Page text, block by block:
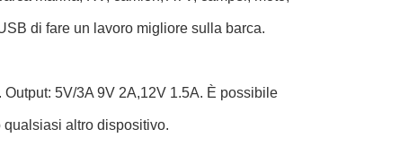
di fare un lavoro migliore sulla barca.
5V/3A 9V 2A,12V 1.5A. È possibile
altro dispositivo.